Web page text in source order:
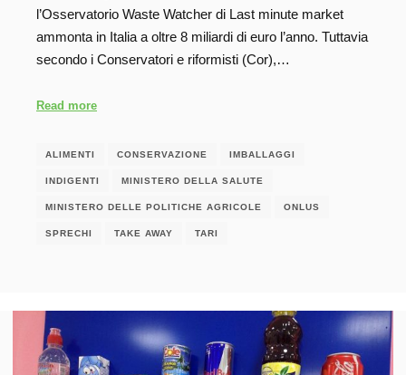
l’Osservatorio Waste Watcher di Last minute market
ammonta in Italia a oltre 8 miliardi di euro l’anno. Tuttavia
secondo i Conservatori e riformisti (Cor),…
Read more
ALIMENTI CONSERVAZIONE IMBALLAGGI
INDIGENTI MINISTERO DELLA SALUTE
MINISTERO DELLE POLITICHE AGRICOLE ONLUS
SPRECHI TAKE AWAY TARI